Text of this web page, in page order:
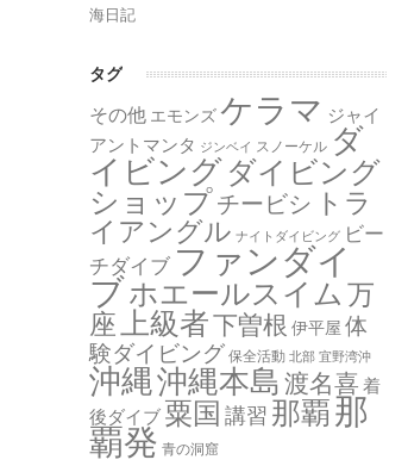
海日記
タグ
その他 エモンズ ケラマ ジャイ
アントマンタ
ジンベイ スノーケル ダ
イビング ダイビング
ショップチービシ トラ
イアングル ナイトダイビング ビー
チダイブ ファンダイ
ブホエールスイム 万
座
上級者下曽根 伊平屋 体
験ダイビング 保全活動 北部 宜野湾沖
沖縄沖縄本島 渡名喜 着
後ダイブ 粟国 講習 那覇 那
覇発 青の洞窟